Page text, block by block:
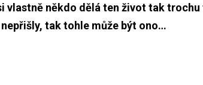
vlastně někdo dělá ten život tak
tak tohle může být ono…